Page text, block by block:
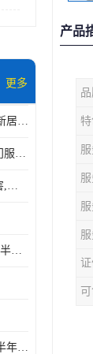
更多
江门市除甲醛 空气治理 新居除异味 除苯 装修后异味清除
江门除四害公司-免费上门服务-随叫随到
江门除四害公司-提供虫害,病毒等全面消杀服务
急速上门灭鼠，除虫质保半年，白蚁、跳蚤、臭虫、蟑螂、德国小镰
急速上门灭鼠 除虫 质保半年 白蚁 跳蚤 臭虫 蟑螂 德国小镰
产品